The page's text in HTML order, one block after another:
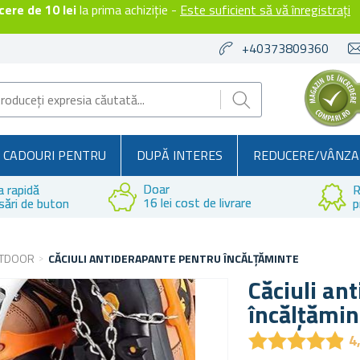
de 10 leila prima achiziție - Este suficient să vă înregistrați
+40373809360
CADOURI PENTRU DUPĂ INTERES
REDUCERE/
rapidă
de buton
Doar
16 lei cost de livrare
CĂCIULI ANTIDERAPANTE PENTRU ÎNCĂLȚĂMINTE
Căciuli
★★★★★
★★★★★